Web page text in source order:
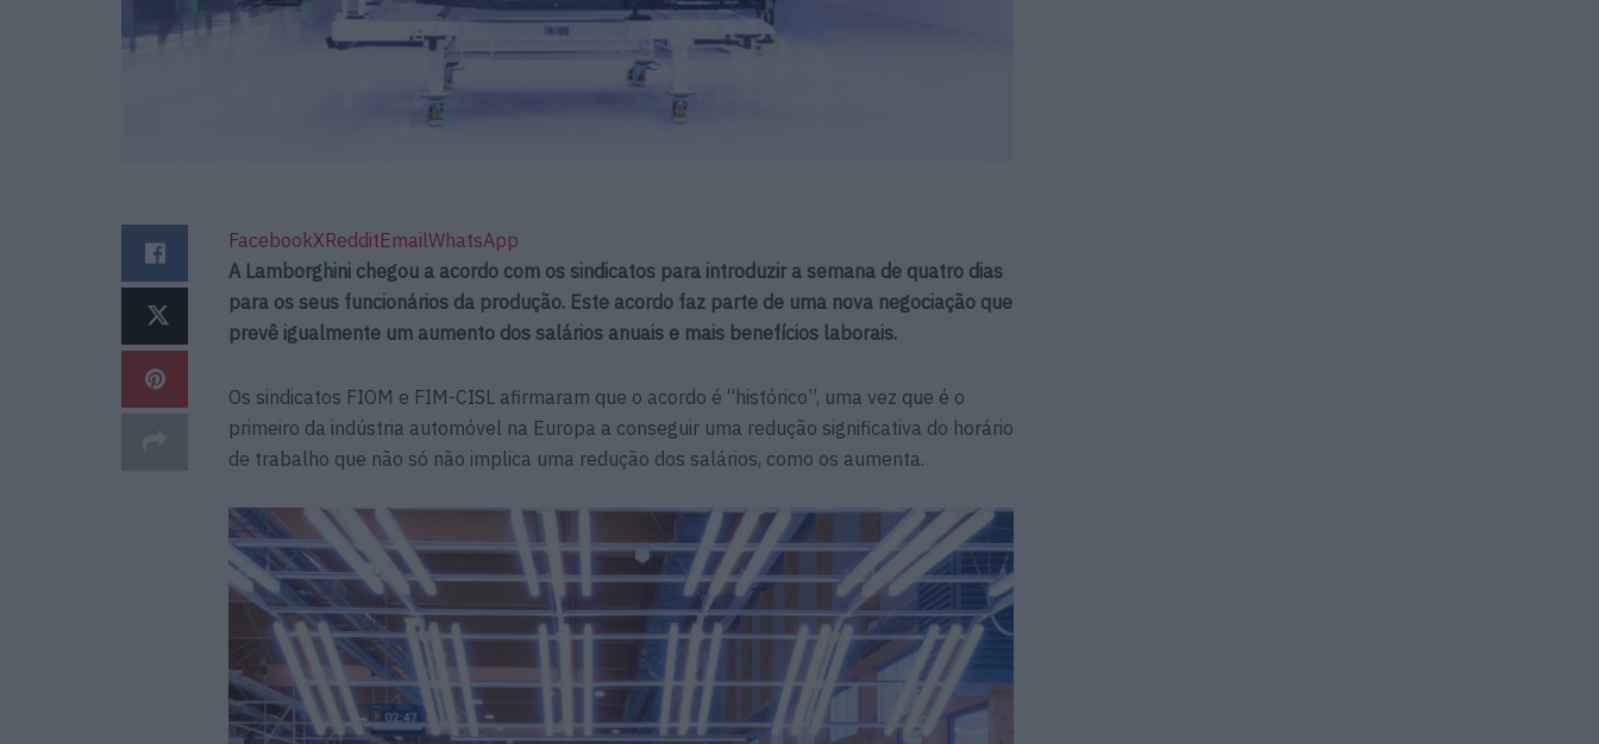
FacebookXRedditEmailWhatsApp
A Lamborghini chegou a acordo com os sindicatos para introduzir a semana de quatro dias
para os seus funcionários da produção. Este acordo faz parte de uma nova negociação que
prevê igualmente um aumento dos salários anuais e mais benefícios laborais.
Os sindicatos FIOM e FIM-CISL afirmaram que o acordo é “histórico”, uma vez que é o
primeiro da indústria automóvel na Europa a conseguir uma redução significativa do horário
de trabalho que não só não implica uma redução dos salários, como os aumenta.